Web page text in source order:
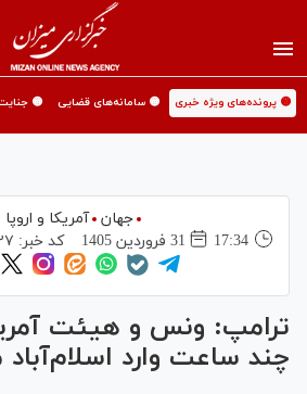
🟡 پرونده‌های ویژه خبری 🟡 سامانه‌های قضایی 🟡
جهان
آمریکا و اروپا
17:34
31 فروردين 1405 کد خبر:
ترامپ: ونس و هیئت
چند ساعت وارد